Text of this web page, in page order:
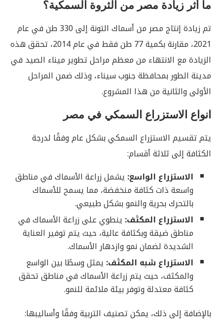
ما أثر زيادة مصر من الثروة السمكية؟
تم زيادة إنتاج مصر من أسماك التونة إلى 330 طن في عام
2021، مقارنة بكمية 77 طن فقط في عام 2014، تحقق هذه
الزيادة مع الانتهاء من معظم مراحل تطوير ميناء الصيد في
مدينة الطور بمحافظة جنوب سيناء، وذلك ضمن المراحل
الأولى والثانية من هذا المشروع.
انواع الاستزراع السمكي في مصر
يتم تقسيم الاستزراع السمكي بشكل عام وفقًا لدرجة
الكثافة إلى ثلاثة أقسام:
الاستزراع الواسع: يشمل زراعة الأسماك في مناطق
واسعة ذات كثافة منخفضة، مما يسمح للأسماك
بالتحرك بحرية والنمو بشكل طبيعي.
الاستزراع المكثف: ينطوي على زراعة الأسماك في
مناطق ضيقة وبكثافة عالية، حيث يتم توفير العناية
الشديدة لضمان نمو وازدهار الأسماك.
الاستزراع شبه المكثف: يمثل وسطًا بين الواسع
والمكثف، حيث يتم زراعة الأسماك في مناطق تحقق
كثافة معتدلة وتوفر بيئة ملائمة للنمو.
بالإضافة إلى ذلك، يمكن تصنيف التربية وفقًا وأساليبها: